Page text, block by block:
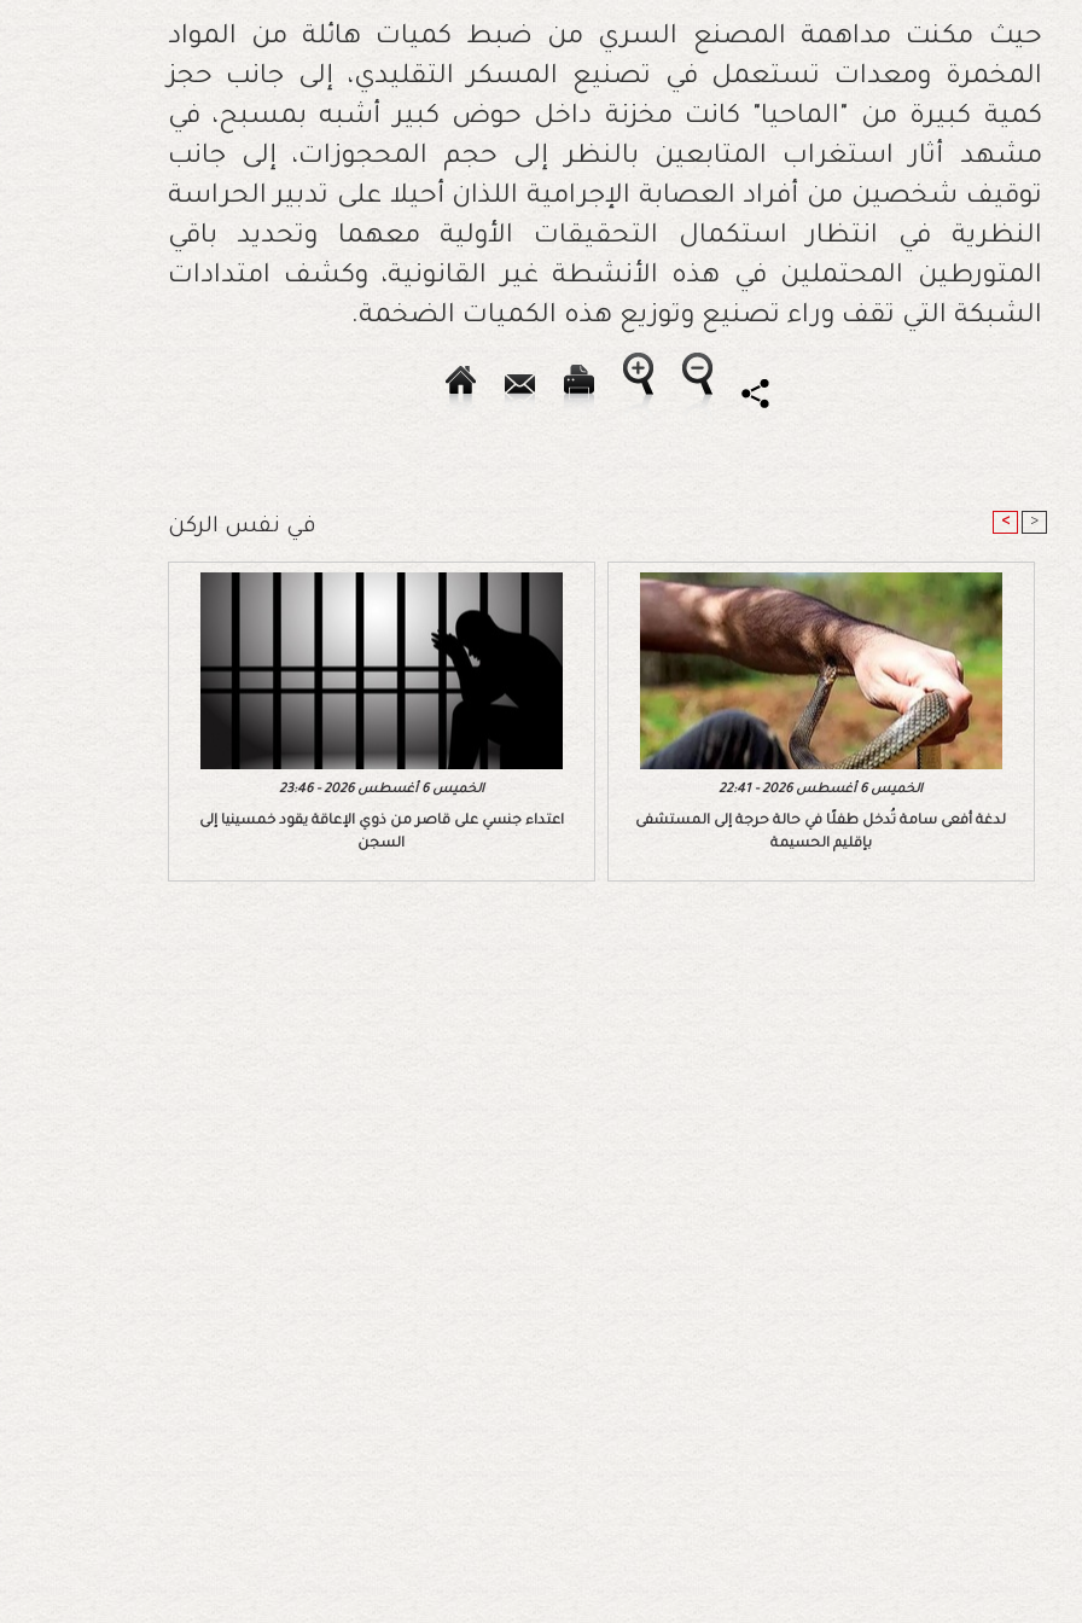
حيث مكنت مداهمة المصنع السري من ضبط كميات هائلة من المواد
المخمرة ومعدات تستعمل في تصنيع المسكر التقليدي، إلى جانب حجز
كمية كبيرة من "الماحيا" كانت مخزنة داخل حوض كبير أشبه بمسبح، في
مشهد أثار استغراب المتابعين بالنظر إلى حجم المحجوزات، إلى جانب
توقيف شخصين من أفراد العصابة الإجرامية اللذان أحيلا على تدبير الحراسة
النظرية في انتظار استكمال التحقيقات الأولية معهما وتحديد باقي
المتورطين المحتملين في هذه الأنشطة غير القانونية، وكشف امتدادات
الشبكة التي تقف وراء تصنيع وتوزيع هذه الكميات الضخمة.
في نفس الركن < >
الخميس 6 أغسطس 2026 - 23:46
اعتداء جنسي على قاصر من ذوي الإعاقة يقود خمسينيا إلى
السجن
الخميس 6 أغسطس 2026 - 22:41
لدغة أفعى سامة تُدخل طفلًا في حالة حرجة إلى المستشفى
بإقليم الحسيمة